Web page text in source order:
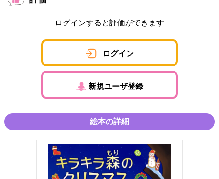
ログインすると評価ができます
ログイン
新規ユーザ登録
絵本の詳細